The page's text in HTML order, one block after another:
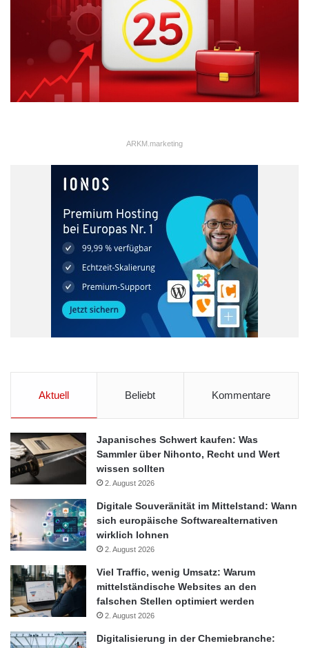
ARKM.marketing
Aktuell Beliebt Kommentare
Japanisches Schwert kaufen: Was
Sammler über Nihonto, Recht und Wert
wissen sollten
2. August 2026
Digitale Souveränität im Mittelstand: Wann
sich europäische Softwarealternativen
wirklich lohnen
2. August 2026
Viel Traffic, wenig Umsatz: Warum
mittelständische Websites an den
falschen Stellen optimiert werden
2. August 2026
Digitalisierung in der Chemiebranche: